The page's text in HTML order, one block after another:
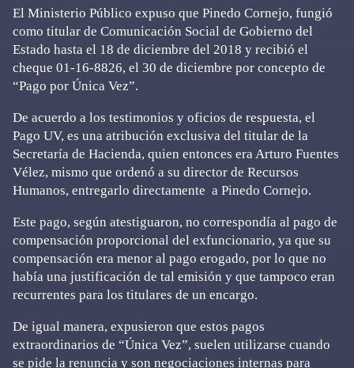
El Ministerio Público expuso que Pinedo Cornejo, fungió
como titular de Comunicación Social de Gobierno del
Estado hasta el 18 de diciembre del 2018 y recibió el
cheque 01-16-8826, el 30 de diciembre por concepto de
“Pago por Única Vez”.
De acuerdo a los testimonios y oficios de respuesta, el
Pago UV, es una atribución exclusiva del titular de la
Secretaría de Hacienda, quien entonces era Arturo Fuentes
Vélez, mismo que ordenó a su director de Recursos
Humanos, entregarlo directamente a Pinedo Cornejo.
Este pago, según atestiguaron, no correspondía al pago de
compensación proporcional del exfuncionario, ya que su
compensación era menor al pago erogado, por lo que no
había una justificación de tal emisión y que tampoco eran
recurrentes para los titulares de un encargo.
De igual manera, expusieron que estos pagos
extraordinarios de “Única Vez”, suelen utilizarse cuando
se pide la renuncia y son negociaciones internas para